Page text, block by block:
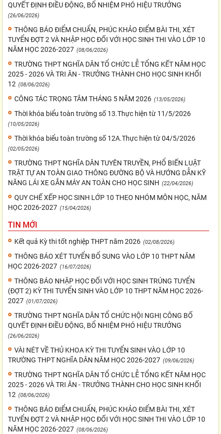
QUYẾT ĐỊNH ĐIỀU ĐỘNG, BỔ NHIỆM PHÓ HIỆU TRƯỞNG
(26/06/2026)
THÔNG BÁO ĐIỂM CHUẨN, PHÚC KHẢO ĐIỂM BÀI THI, XÉT
TUYỂN ĐỢT 2 VÀ NHẬP HỌC ĐỐI VỚI HỌC SINH THI VÀO LỚP 10
NĂM HỌC 2026-2027 (08/06/2026)
TRƯỜNG THPT NGHĨA DÂN TỔ CHỨC LỄ TỔNG KẾT NĂM HỌC
2025 - 2026 VÀ TRI ÂN - TRƯỞNG THÀNH CHO HỌC SINH KHỐI
12 (08/06/2026)
CÔNG TÁC TRỌNG TÂM THÁNG 5 NĂM 2026 (13/05/2026)
Thời khóa biểu toàn trường số 13.Thực hiện từ 11/5/2026
(10/05/2026)
Thời khóa biểu toàn trường số 12A.Thực hiện từ 04/5/2026
(02/05/2026)
TRƯỜNG THPT NGHĨA DÂN TUYÊN TRUYỀN, PHỔ BIẾN LUẬT
TRẬT TỰ AN TOÀN GIAO THÔNG ĐƯỜNG BỘ VÀ HƯỚNG DẪN KỸ
NĂNG LÁI XE GẮN MÁY AN TOÀN CHO HỌC SINH (22/04/2026)
QUY CHẾ XẾP HỌC SINH LỚP 10 THEO NHÓM MÔN HỌC, NĂM
HỌC 2026-2027 (15/04/2026)
TIN MỚI
Kết quả Kỳ thi tốt nghiệp THPT năm 2026 (02/08/2026)
THÔNG BÁO XÉT TUYỂN BỔ SUNG VÀO LỚP 10 THPT NĂM
HỌC 2026-2027 (16/07/2026)
THÔNG BÁO NHẬP HỌC ĐỐI VỚI HỌC SINH TRÚNG TUYỂN
(ĐỢT 2) KỲ THI TUYỂN SINH VÀO LỚP 10 THPT NĂM HỌC 2026-
2027 (01/07/2026)
TRƯỜNG THPT NGHĨA DÂN TỔ CHỨC HỘI NGHỊ CÔNG BỐ
QUYẾT ĐỊNH ĐIỀU ĐỘNG, BỔ NHIỆM PHÓ HIỆU TRƯỞNG
(26/06/2026)
VÀI NÉT VỀ THỦ KHOA KỲ THI TUYỂN SINH VÀO LỚP 10
TRƯỜNG THPT NGHĨA DÂN NĂM HỌC 2026-2027 (09/06/2026)
TRƯỜNG THPT NGHĨA DÂN TỔ CHỨC LỄ TỔNG KẾT NĂM HỌC
2025 - 2026 VÀ TRI ÂN - TRƯỞNG THÀNH CHO HỌC SINH KHỐI
12 (08/06/2026)
THÔNG BÁO ĐIỂM CHUẨN, PHÚC KHẢO ĐIỂM BÀI THI, XÉT
TUYỂN ĐỢT 2 VÀ NHẬP HỌC ĐỐI VỚI HỌC SINH THI VÀO LỚP 10
NĂM HỌC 2026-2027 (08/06/2026)